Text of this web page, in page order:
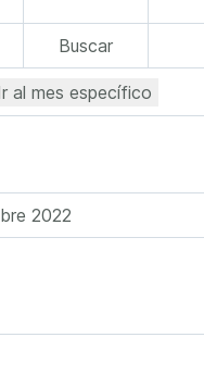
Buscar
al mes específico
2022